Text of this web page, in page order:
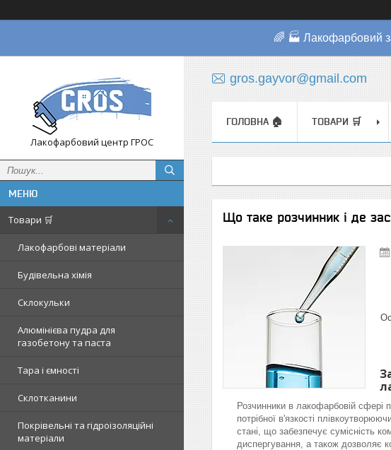
🌈 🏭 Лакофарбовий
Лакофарбовий центр ГРОС
Товари 🛒
Лакофарбові матеріали
Будівельна хімія
Склокульки
Алюмінієва пудра для
газобетону та паста
Тара і ємності
Склотканини
Покрівельні та гідроізоляційні
матеріали
gros.gayvor@gmail.com
ГОЛОВНА 🏠 ТОВАРИ 🛒
Що таке розчинник і де
Розчинники в лакофарбовій сфері
потрібної в'язкості
стані, що забезпечує сумісність
диспергування, а також дозволяє